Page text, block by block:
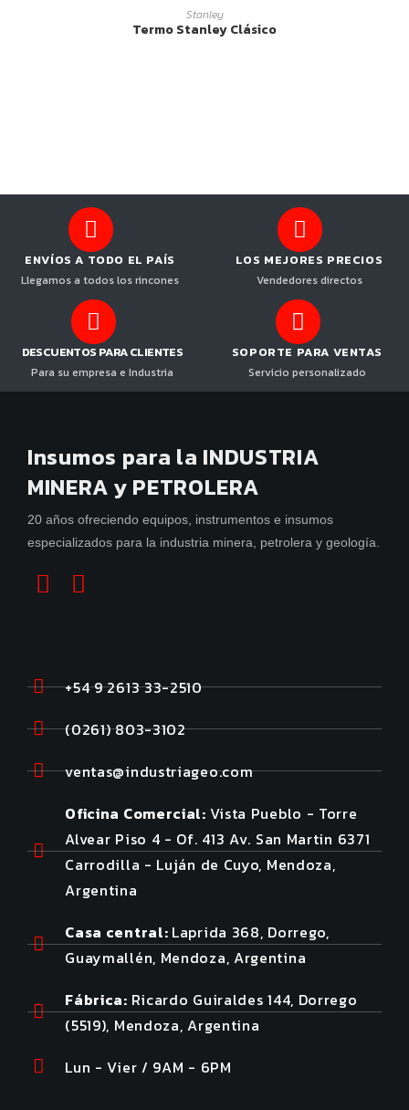
LEER MÁS
Stanley
Termo Stanley Clásico
ENVÍOS A TODO EL PAÍS
Llegamos a todos los rincones
LOS MEJORES PRECIOS
Vendedores directos
DESCUENTOS PARA CLIENTES
Para su empresa e Industria
SOPORTE PARA VENTAS
Servicio personalizado
Insumos para la INDUSTRIA
MINERA y PETROLERA
20 años ofreciendo equipos, instrumentos e insumos
especializados para la industria minera, petrolera y geología.
+54 9 2613 33-2510
(0261) 803-3102
ventas@industriageo.com
Oficina Comercial: Vista Pueblo - Torre
Alvear Piso 4 - Of. 413 Av. San Martin 6371
Carrodilla - Luján de Cuyo, Mendoza,
Argentina
Casa central: Laprida 368, Dorrego,
Guaymallén, Mendoza, Argentina
Fábrica: Ricardo Guiraldes 144, Dorrego
(5519), Mendoza, Argentina
Lun - Vier / 9AM - 6PM